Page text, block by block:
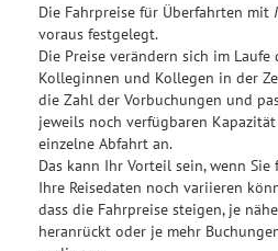
Die Fahrpreise für Überfahrten mit
voraus festgelegt.
Die Preise verändern sich im Laufe
Kolleginnen und Kollegen in der
die Zahl der Vorbuchungen und
jeweils noch verfügbaren
einzelne Abfahrt an.
Das kann Ihr Vorteil sein, wenn
Ihre Reisedaten noch variieren
dass die Fahrpreise steigen, je
heranrückt oder je mehr